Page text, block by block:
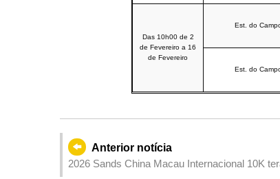
Das 10h00 de 2
de Fevereiro a 16
de Fevereiro
Est. do
Est. do
Anterior notícia
2026 Sands China Macau Internacional 10K